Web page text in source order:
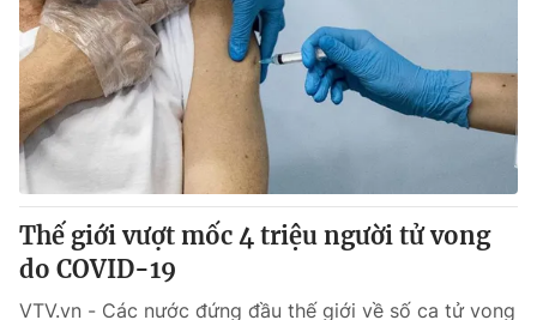
Thế giới vượt mốc 4 triệu người tử vong
do COVID-19
VTV.vn - Các nước đứng đầu thế giới về số ca tử vong